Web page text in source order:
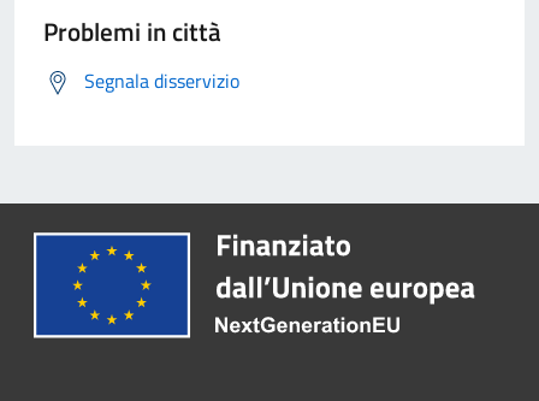
Problemi in città
Segnala disservizio